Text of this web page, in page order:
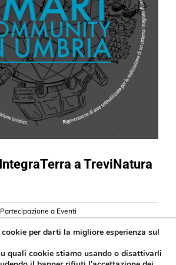
a TreviNatura
Partecipazione a Eventi
per darti la migliore esperienza sul
quali cookie stiamo usando o disattivarli